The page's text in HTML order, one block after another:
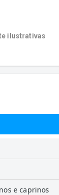
ilustrativas
e caprinos